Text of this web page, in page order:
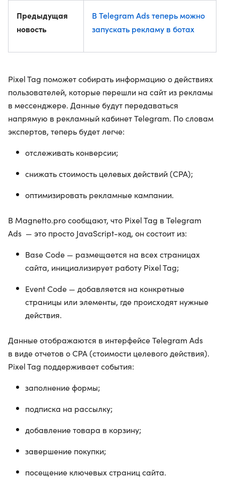
Предыдущая
новость
В Telegram Ads теперь можно
запускать рекламу в ботах
Pixel Tag поможет собирать информацию о действиях
пользователей, которые перешли на сайт из рекламы
в мессенджере. Данные будут передаваться
напрямую в рекламный кабинет Telegram. По словам
экспертов, теперь будет легче:
отслеживать конверсии;
снижать стоимость целевых действий (CPA);
оптимизировать рекламные кампании.
В Magnetto.pro сообщают, что Pixel Tag в Telegram
Ads — это просто JavaScript-код, он состоит из:
Base Code — размещается на всех страницах
сайта, инициализирует работу Pixel Tag;
Event Code — добавляется на конкретные
страницы или элементы, где происходят нужные
действия.
Данные отображаются в интерфейсе Telegram Ads
в виде отчетов о CPA (стоимости целевого действия).
Pixel Tag поддерживает события:
заполнение формы;
подписка на рассылку;
добавление товара в корзину;
завершение покупки;
посещение ключевых страниц сайта.